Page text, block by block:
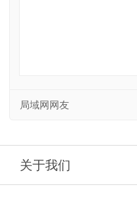
局域网网友
关于我们